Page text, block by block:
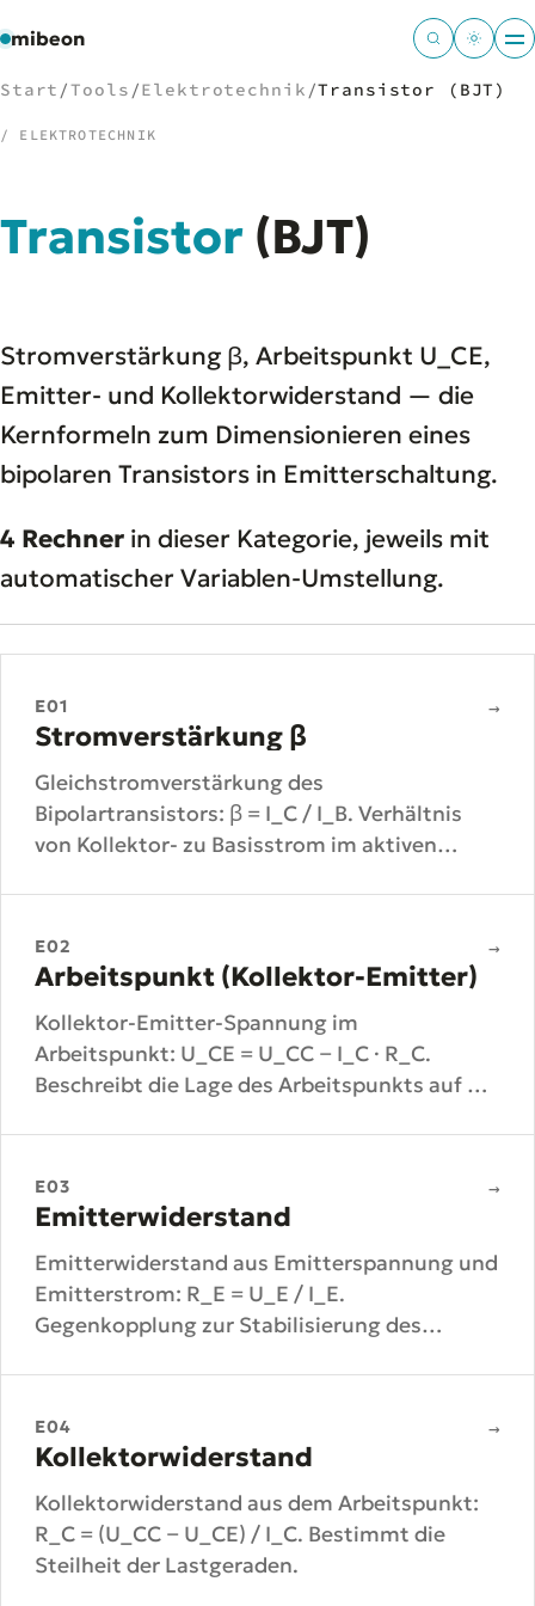
mibeon
Start
04Leistungen
05Docs
06 Tools
Welten
Start /Tools /Elektrotechnik /Transistor (BJT)
/ ELEKTROTECHNIK
Transistor (BJT)
Stromverstärkung β, Arbeitspunkt U_CE,
Emitter- und Kollektorwiderstand — die
Kernformeln zum Dimensionieren eines
bipolaren Transistors in Emitterschaltung.
4 Rechner in dieser Kategorie, jeweils mit
automatischer Variablen-Umstellung.
E01 →
Stromverstärkung β
Gleichstromverstärkung des
Bipolartransistors: β = I_C / I_B. Verhältnis
von Kollektor- zu Basisstrom im aktiven
E02 →
Arbeitspunkt (Kollektor-Emitter)
Kollektor-Emitter-Spannung im
Arbeitspunkt: U_CE = U_CC − I_C · R_C.
Beschreibt die Lage des Arbeitspunkts auf der
E03 →
Emitterwiderstand
Emitterwiderstand aus Emitterspannung und
Emitterstrom: R_E = U_E / I_E.
Gegenkopplung zur Stabilisierung des
E04 →
Kollektorwiderstand
Kollektorwiderstand aus dem Arbeitspunkt:
R_C = (U_CC − U_CE) / I_C. Bestimmt die
Steilheit der Lastgeraden.